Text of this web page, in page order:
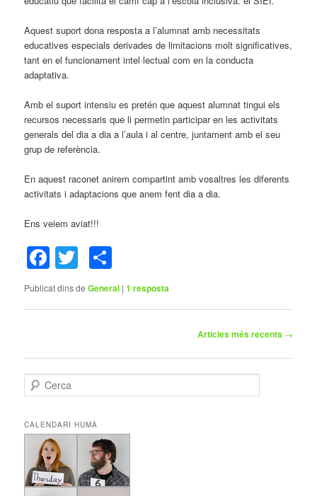
Aquest suport dona resposta a l’alumnat amb necessitats
educatives especials derivades de limitacions molt significatives,
tant en el funcionament intel·lectual com en la conducta
adaptativa.
Amb el suport intensiu es pretén que aquest alumnat tingui els
recursos necessaris que li permetin participar en les activitats
generals del dia a dia a l’aula i al centre, juntament amb el seu
grup de referència.
En aquest raconet anirem compartint amb vosaltres les diferents
activitats i adaptacions que anem fent dia a dia.
Ens veiem aviat!!!
Facebook
Twitter
Publicat dins de General |1 resposta
articles
Articles més recents →
e
c
a
CALENDARI HUMÀ